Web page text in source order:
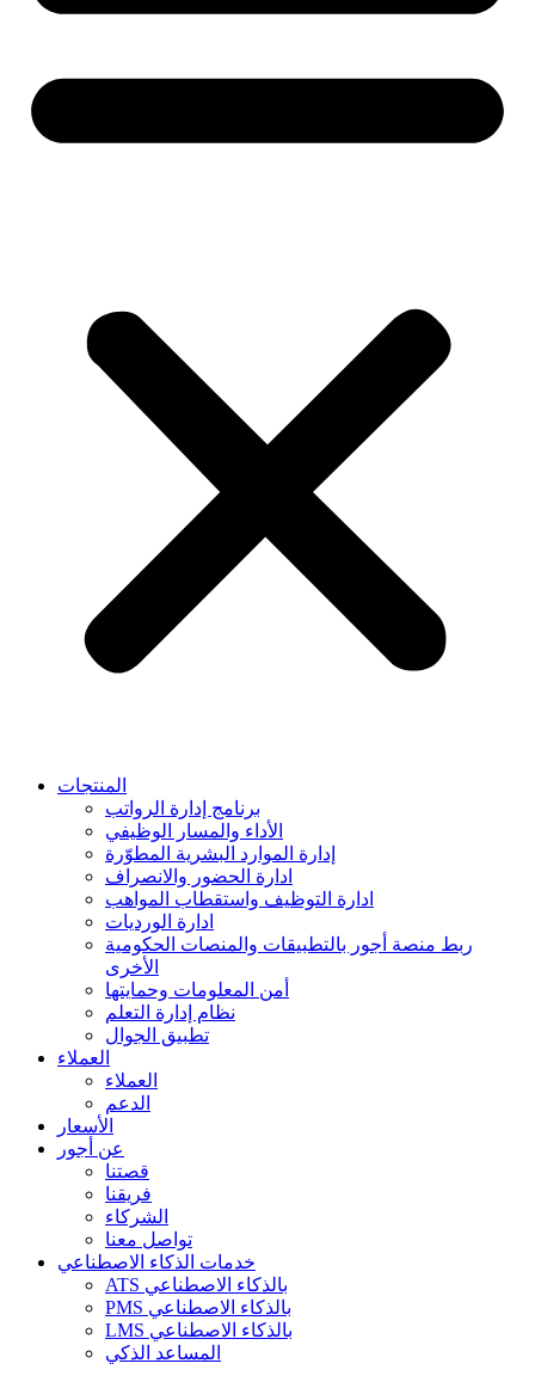
المنتجات
برنامج إدارة الرواتب
الأداء والمسار الوظيفي
إدارة الموارد البشرية المطوّرة
ادارة الحضور والانصراف
ادارة التوظيف واستقطاب المواهب
ادارة الورديات
ربط منصة أجور بالتطبيقات والمنصات الحكومية
الأخرى
أمن المعلومات وحمايتها
نظام إدارة التعلم
تطبيق الجوال
العملاء
العملاء
الدعم
الأسعار
عن أجور
قصتنا
فريقنا
الشركاء
تواصل معنا
خدمات الذكاء الاصطناعي
ATS بالذكاء الاصطناعي
PMS بالذكاء الاصطناعي
LMS بالذكاء الاصطناعي
المساعد الذكي